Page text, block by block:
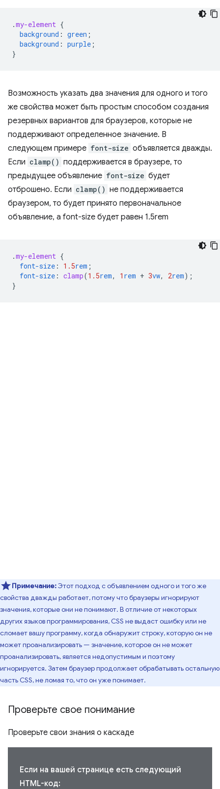
.my-element {
background : green ;
background : purple ;
}
Возможность указать два значения для одного и того
же свойства может быть простым способом создания
резервных вариантов для браузеров, которые не
поддерживают определенное значение. В
следующем примере font-size объявляется дважды.
Если clamp() поддерживается в браузере, то
предыдущее объявление font-size будет
отброшено. Если clamp() не поддерживается
браузером, то будет принято первоначальное
объявление, а font-size будет равен 1.5rem
.my-element {
font-size : 1.5rem ;
font-size : clamp(1.5rem, 1 rem + 3vw, 2rem);
}
Примечание:Этот подход с объявлением одного и того же
свойства дважды работает, потому что браузеры игнорируют
значения, которые они не понимают. В отличие от некоторых
других языков программирования, CSS не выдаст ошибку или не
сломает вашу программу, когда обнаружит строку, которую он не
может проанализировать — значение, которое он не может
проанализировать, является недопустимым и поэтому
игнорируется. Затем браузер продолжает обрабатывать остальную
часть CSS, не ломая то, что он уже понимает.
Проверьте свое понимание
Проверьте свои знания о каскаде
Если на вашей странице есть следующий
HTML-код: